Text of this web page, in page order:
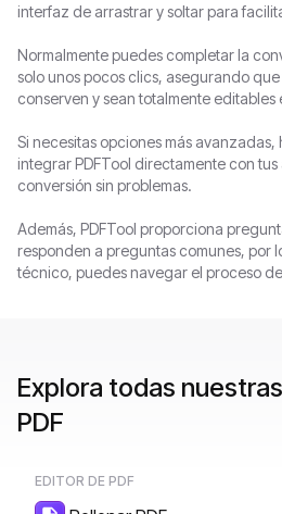
interfaz de arrastrar y soltar para
Normalmente puedes completar la
solo unos pocos clics, asegurando que
conserven y sean totalmente editables
Si necesitas opciones más avanzadas,
integrar PDFTool directamente con
conversión sin problemas.
Además, PDFTool proporciona
responden a preguntas comunes, por
técnico, puedes navegar el proceso
Explora todas
PDF
EDITOR DE PDF